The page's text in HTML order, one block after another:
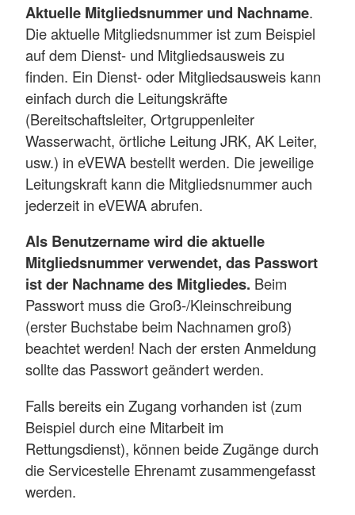
Aktuelle Mitgliedsnummer und Nachname.
Die aktuelle Mitgliedsnummer ist zum Beispiel
auf dem Dienst- und Mitgliedsausweis zu
finden. Ein Dienst- oder Mitgliedsausweis kann
einfach durch die Leitungskräfte
(Bereitschaftsleiter, Ortgruppenleiter
Wasserwacht, örtliche Leitung JRK, AK Leiter,
usw.) in eVEWA bestellt werden. Die jeweilige
Leitungskraft kann die Mitgliedsnummer auch
jederzeit in eVEWA abrufen.
Als Benutzername wird die aktuelle
Mitgliedsnummer verwendet, das Passwort
ist der Nachname des Mitgliedes. Beim
Passwort muss die Groß-/Kleinschreibung
(erster Buchstabe beim Nachnamen groß)
beachtet werden! Nach der ersten Anmeldung
sollte das Passwort geändert werden.
Falls bereits ein Zugang vorhanden ist (zum
Beispiel durch eine Mitarbeit im
Rettungsdienst), können beide Zugänge durch
die Servicestelle Ehrenamt zusammengefasst
werden.